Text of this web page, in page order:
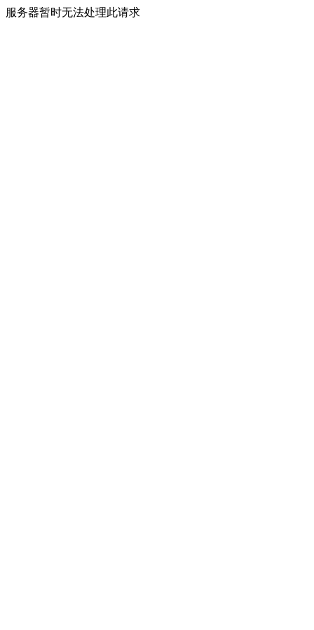
服务器暂时无法处理此请求